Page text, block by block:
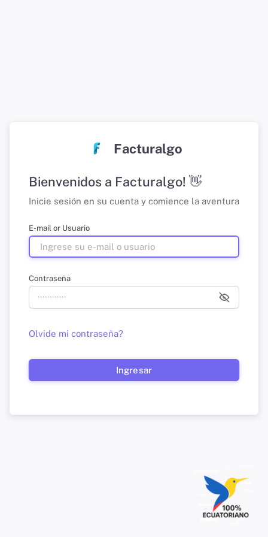
Facturalgo
Bienvenidos a Facturalgo! 👋
Inicie sesión en su cuenta y comience la aventura
E-mail or Usuario
Contraseña
Olvide mi contraseña?
Ingresar